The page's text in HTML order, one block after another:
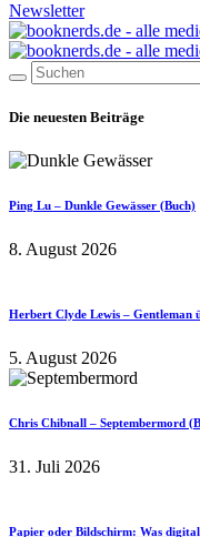
Newsletter
Die neuesten Beiträge
Ping Lu – Dunkle Gewässer (Buch)
8. August 2026
Herbert Clyde Lewis – Gentleman
5. August 2026
Chris Chibnall – Septembermord
31. Juli 2026
Papier oder Bildschirm: Was